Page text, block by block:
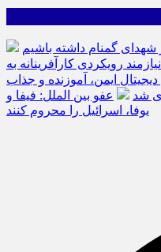
شهدای گمنام داشته باشیم
نیازمند رویکردی کارآفرینانه به
ایمن، آموزنده و جذاب
شد
عفو بین الملل: فیفا و
یوفا، اسرائیل را محروم کنند